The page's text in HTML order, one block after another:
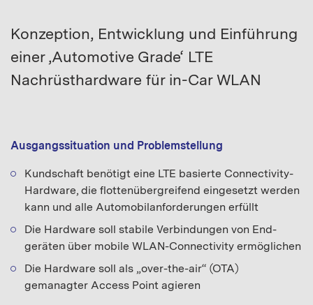
Konzeption, Entwicklung und Einführung
einer ‚Automotive Grade‘ LTE
Nachrüsthardware für in-Car WLAN
Ausgangssituation und Problemstellung
Kundschaft benötigt eine LTE basierte Connectivity-
Hardware, die flottenübergreifend eingesetzt werden
kann und alle Automobilanforderungen erfüllt
Die Hardware soll stabile Verbindungen von End-
geräten über mobile WLAN-Connectivity ermöglichen
Die Hardware soll als „over-the-air“ (OTA)
gemanagter Access Point agieren